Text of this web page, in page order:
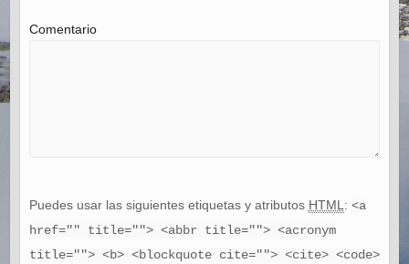
Comentario
Puedes usar las siguientes etiquetas y atributos HTML : <a
href="" title=""> <abbr title=""> <acronym
title=""> <b> <blockquote cite=""> <cite> <code>